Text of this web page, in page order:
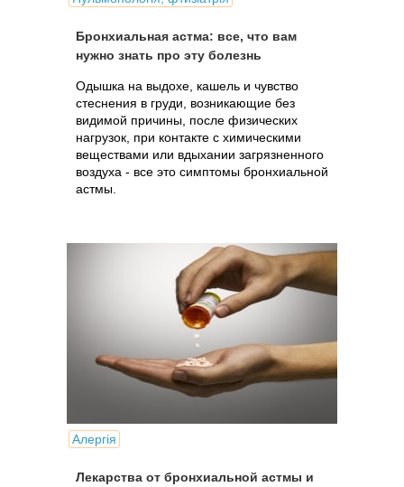
Бронхиальная астма: все, что вам
нужно знать про эту болезнь
Одышка на выдохе, кашель и чувство
стеснения в груди, возникающие без
видимой причины, после физических
нагрузок, при контакте с химическими
веществами или вдыхании загрязненного
воздуха - все это симптомы бронхиальной
астмы.
Алергія
Лекарства от бронхиальной астмы и